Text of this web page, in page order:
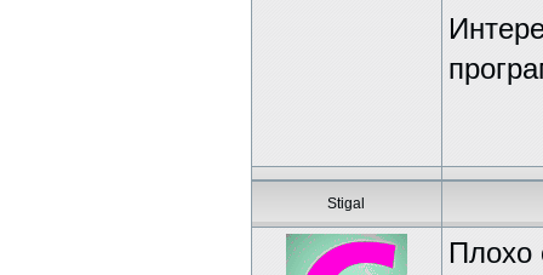
Stigal
Плохо